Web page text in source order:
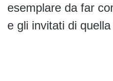
esemplare da far
e gli invitati di